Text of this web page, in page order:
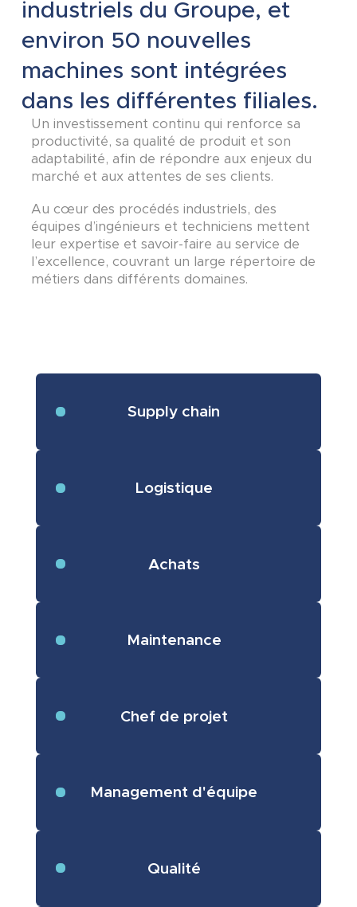
industriels du Groupe, et
environ 50 nouvelles
machines sont intégrées
dans les différentes filiales.
Un investissement continu qui renforce sa
productivité, sa qualité de produit et son
adaptabilité, afin de répondre aux enjeux du
marché et aux attentes de ses clients.
Au cœur des procédés industriels, des
équipes d’ingénieurs et techniciens mettent
leur expertise et savoir-faire au service de
l’excellence, couvrant un large répertoire de
métiers dans différents domaines.
Supply chain
Logistique
Achats
Maintenance
Chef de projet
Management d'équipe
Qualité